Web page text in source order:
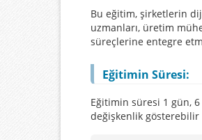
Bu eğitim, şirketlerin
uzmanları, üretim
süreçlerine entegre
Eğitimin Süresi:
Eğitimin süresi 1 gün,
değişkenlik gösterebilir